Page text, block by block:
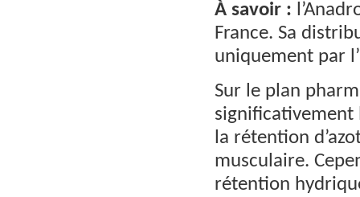
À savoir :
France. Sa
uniquement par
Sur le plan
significativement
la rétention
musculaire.
rétention